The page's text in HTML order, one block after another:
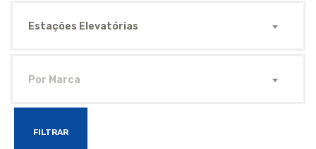
Estações Elevatórias
Por Marca
FILTRAR